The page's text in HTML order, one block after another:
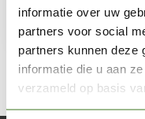
informatie over uw
partners voor social
partners kunnen deze
informatie die u aan
verzameld op basis